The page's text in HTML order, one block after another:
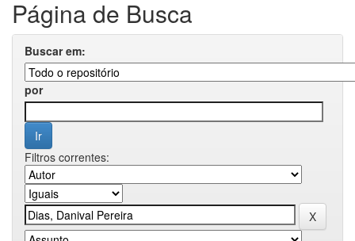
Página de Busca
Buscar em:
por
Filtros correntes: